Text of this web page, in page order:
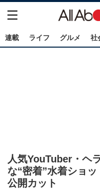
連載 ライフ グルメ 社
人気YouTuber・ヘ
な“密着”水着ショ
公開カット